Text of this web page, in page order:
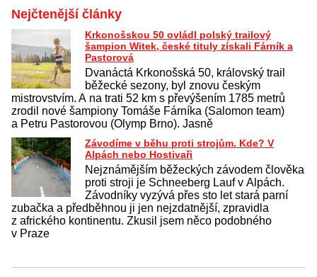
Nejčtenější články
Krkonošskou 50 ovládl polský trailový
šampion Witek, české tituly získali Fárník a
Pastorová
Dvanáctá Krkonošská 50, královský trail
běžecké sezony, byl znovu českým
mistrovstvím. A na trati 52 km s převýšením 1785 metrů
zrodil nové šampiony Tomáše Fárníka (Salomon team)
a Petru Pastorovou (Olymp Brno). Jasně
Závodíme v běhu proti strojům. Kde? V
Alpách nebo Hostivaři
Nejznámějším běžeckých závodem člověka
proti stroji je Schneeberg Lauf v Alpách.
Závodníky vyzývá přes sto let stará parní
zubačka a předběhnou ji jen nejzdatnější, zpravidla
z afrického kontinentu. Zkusil jsem něco podobného
v Praze